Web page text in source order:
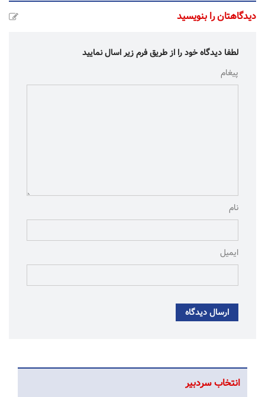
دیدگاهتان را بنویسید
لطفا دیدگاه خود را از طریق فرم زیر اسال نمایید
پیغام
نام
ایمیل
ارسال دیدگاه
انتخاب سردبیر